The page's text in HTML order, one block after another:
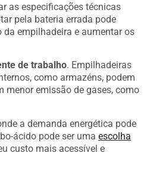
as especificações técnicas
pela bateria errada pode
empilhadeira e aumentar os
de trabalho. Empilhadeiras
como armazéns, podem
menor emissão de gases, como
a demanda energética pode
ácido pode ser umaescolha
custo mais acessível e